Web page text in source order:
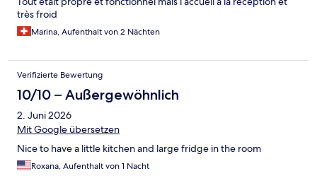
très froid
Marina, Aufenthalt von 2 Nächten
Verifizierte Bewertung
10/10 – Außergewöhnlich
2. Juni 2026
Mit Google übersetzen
Nice to have a little kitchen and large fridge in the room
Roxana, Aufenthalt von 1 Nacht